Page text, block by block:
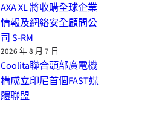
AXA XL 將收購全球企業
情報及網絡安全顧問公
司 S-RM
2026 年 8 月 7 日
Coolita聯合頭部廣電機
構成立印尼首個FAST媒
體聯盟